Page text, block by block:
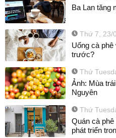
Ba Lan tăng
Thứ 7, 23/
Uống cà
trước?
Thứ
Ảnh: Mùa
Nguyên
Thứ
Quán cà
phát triển